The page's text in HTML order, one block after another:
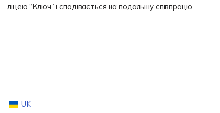
ліцею “Ключ” і сподівається на подальшу співпрацю.
UK